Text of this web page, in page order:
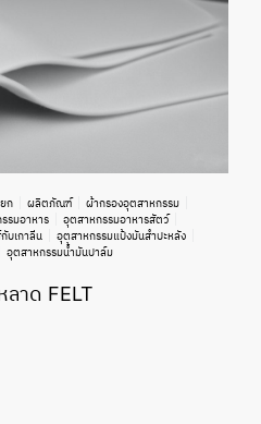
ก ผลิตภัณฑ์
ผ้ากรองอุตสาหกรรม
รมอาหาร
อุตสาหกรรมอาหารสัตว์
บเกาลีน
อุตสาหกรรมแป้งมันสำปะหลัง
อุตสาหกรรมน้ำมันปาล์ม
าด FELT